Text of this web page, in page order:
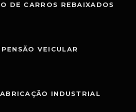
DE CARROS REBAIXADOS
VEICULAR
INDUSTRIAL